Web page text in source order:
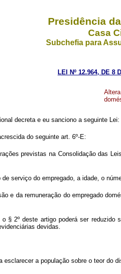
Presidência
Casa
Subchefia para
LEI Nº 12.964, DE 8
decreta e eu sanciono a seguinte Lei:
do seguinte art. 6º-E:
previstas na Consolidação das
serviço do empregado, a idade, o
e da remuneração do empregado
§ 2º deste artigo poderá ser
devidas.
a população sobre o teor do